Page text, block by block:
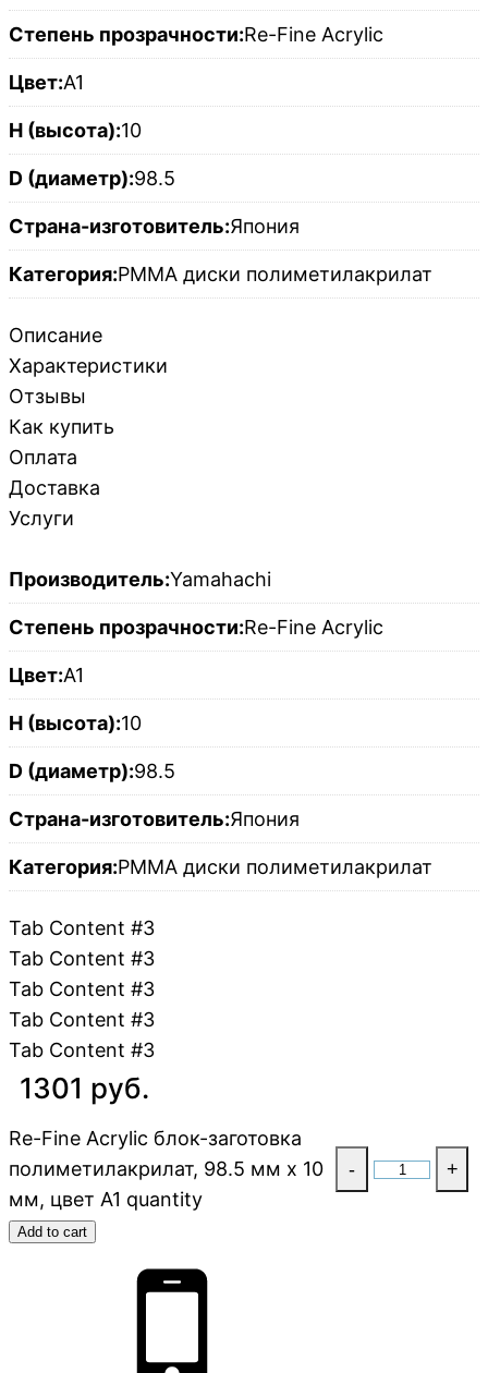
Степень прозрачности:Re-Fine Acrylic
Цвет:A1
H (высота):10
D (диаметр):98.5
Страна-изготовитель:Япония
Категория:PMMA диски полиметилакрилат
Описание
Характеристики
Отзывы
Как купить
Оплата
Доставка
Услуги
Производитель:Yamahachi
Степень прозрачности:Re-Fine Acrylic
Цвет:A1
H (высота):10
D (диаметр):98.5
Страна-изготовитель:Япония
Категория:PMMA диски полиметилакрилат
Tab Content #3
Tab Content #3
Tab Content #3
Tab Content #3
Tab Content #3
1301 руб.
Re-Fine Acrylic блок-заготовка
полиметилакрилат, 98.5 мм x 10
мм, цвет A1 quantity
- +
Add to cart